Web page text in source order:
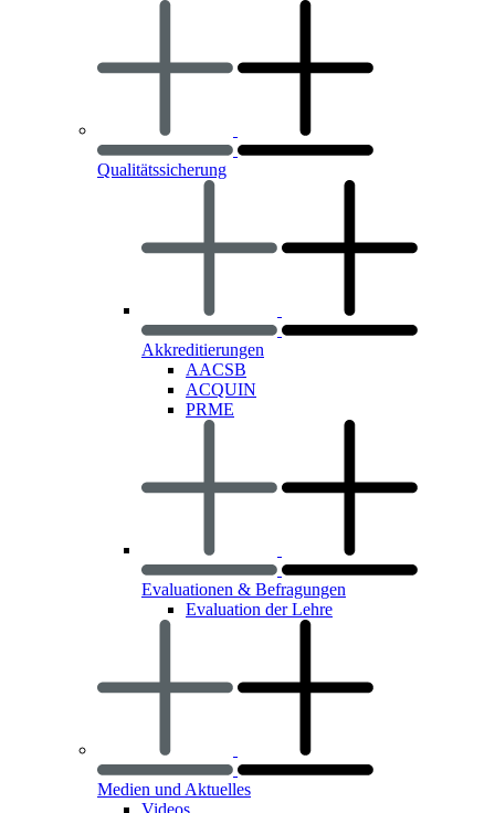
Qualitätssicherung
Akkreditierungen
AACSB
ACQUIN
PRME
Evaluationen & Befragungen
Evaluation der Lehre
Medien und Aktuelles
Videos